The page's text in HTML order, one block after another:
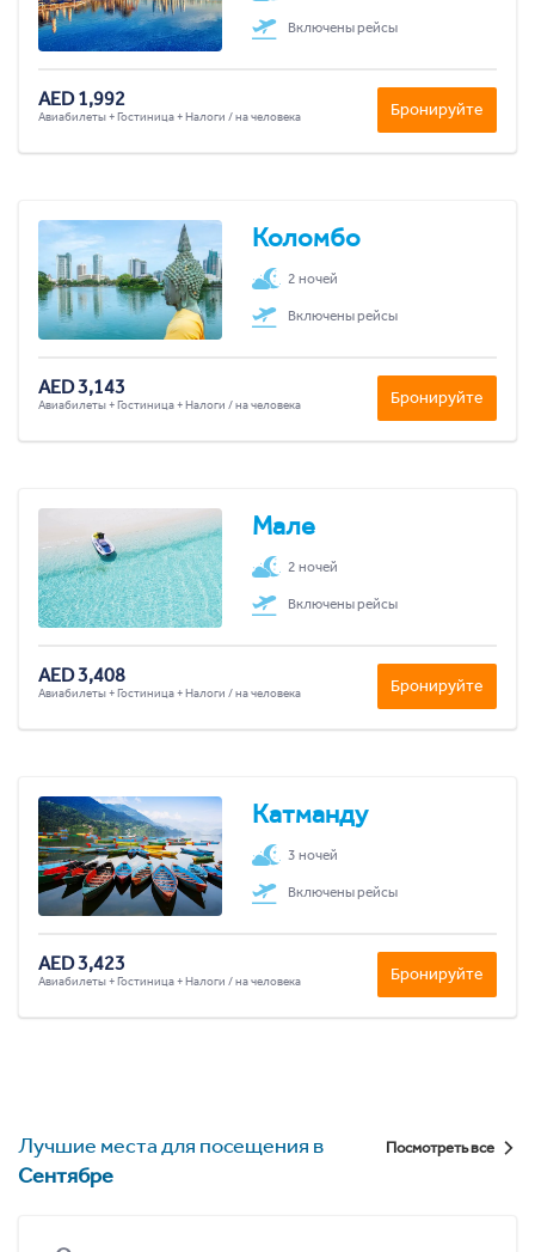
Включены рейсы
AED 1,992
Авиабилеты + Гостиница + Налоги / на человека Бронируйте
Коломбо
2 ночей
Включены рейсы
AED 3,143
Авиабилеты + Гостиница + Налоги / на человека Бронируйте
Мале
2 ночей
Включены рейсы
AED 3,408
Авиабилеты + Гостиница + Налоги / на человека Бронируйте
Катманду
3 ночей
Включены рейсы
AED 3,423
Авиабилеты + Гостиница + Налоги / на человека Бронируйте
Лучшие места для посещения в
Сентябре
Посмотреть все